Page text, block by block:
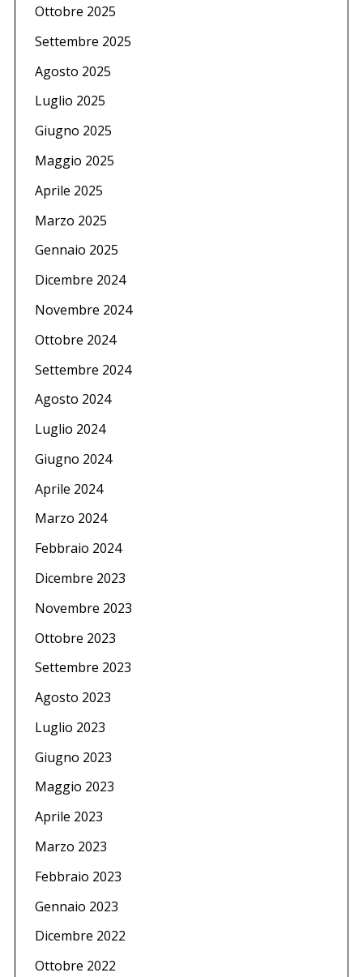
Ottobre 2025
Settembre 2025
Agosto 2025
Luglio 2025
Giugno 2025
Maggio 2025
Aprile 2025
Marzo 2025
Gennaio 2025
Dicembre 2024
Novembre 2024
Ottobre 2024
Settembre 2024
Agosto 2024
Luglio 2024
Giugno 2024
Aprile 2024
Marzo 2024
Febbraio 2024
Dicembre 2023
Novembre 2023
Ottobre 2023
Settembre 2023
Agosto 2023
Luglio 2023
Giugno 2023
Maggio 2023
Aprile 2023
Marzo 2023
Febbraio 2023
Gennaio 2023
Dicembre 2022
Ottobre 2022
e
r
h
r